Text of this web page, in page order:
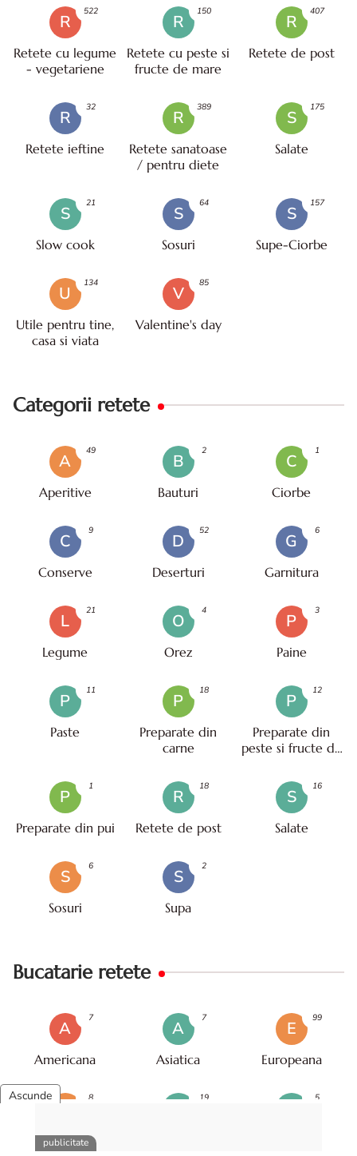
R
Retete cu legume
- vegetariene
522
R
Retete cu peste si
fructe de mare
150
R
Retete de post
407
R
Retete ieftine
32
R
Retete sanatoase
/ pentru diete
389
S
Salate
175
S
Slow cook
21
S
Sosuri
64
S
Supe-Ciorbe
157
U
Utile pentru tine,
casa si viata
134
V
Valentine's day
85
Categorii retete
A
Aperitive
49
B
Bauturi
2
C
Ciorbe
1
C
Conserve
9
D
Deserturi
52
G
Garnitura
6
L
Legume
21
O
Orez
4
P
Paine
3
P
Paste
11
P
Preparate din
carne
18
P
Preparate din
peste si fructe de
12
P
Preparate din pui
1
R
Retete de post
18
S
Salate
16
S
Sosuri
6
S
Supa
2
Bucatarie retete
A
Americana
7
A
Asiatica
7
E
Europeana
99
Franceza
8 19 5